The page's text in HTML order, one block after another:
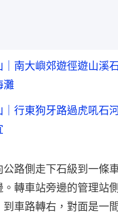
｜南大嶼郊遊徑遊山溪
灘
｜行東狗牙路過虎吼
公路側走下石級到一條
。轉車站旁邊的管理站
到車路轉右，對面是一